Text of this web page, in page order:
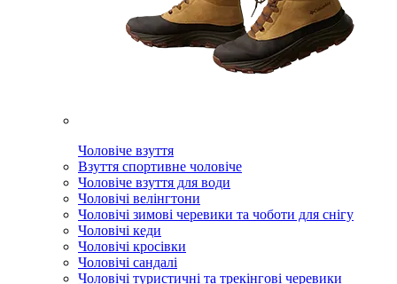
Чоловіче взуття
Взуття спортивне чоловіче
Чоловіче взуття для води
Чоловічі велінгтони
Чоловічі зимові черевики та чоботи для снігу
Чоловічі кеди
Чоловічі кросівки
Чоловічі сандалі
Чоловічі туристичні та трекінгові черевики